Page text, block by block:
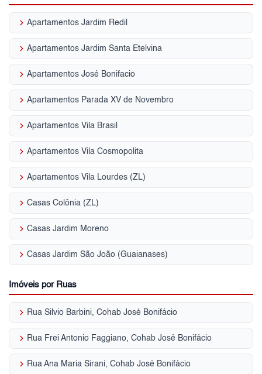
keyboard_arrow_right Apartamentos Jardim Redil
keyboard_arrow_right Apartamentos Jardim Santa Etelvina
keyboard_arrow_right Apartamentos José Bonifacio
keyboard_arrow_right Apartamentos Parada XV de Novembro
keyboard_arrow_right Apartamentos Vila Brasil
keyboard_arrow_right Apartamentos Vila Cosmopolita
keyboard_arrow_right Apartamentos Vila Lourdes (ZL)
keyboard_arrow_right Casas Colônia (ZL)
keyboard_arrow_right Casas Jardim Moreno
keyboard_arrow_right Casas Jardim São João (Guaianases)
Imóveis por Ruas
keyboard_arrow_right Rua Silvio Barbini, Cohab José Bonifácio
keyboard_arrow_right Rua Frei Antonio Faggiano, Cohab José Bonifácio
keyboard_arrow_right Rua Ana Maria Sirani, Cohab José Bonifácio